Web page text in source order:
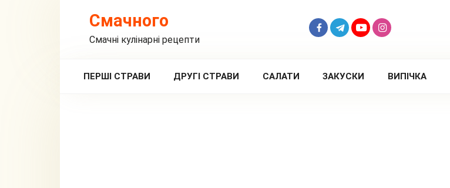
Смачного
Смачні кулінарні рецепти
ПЕРШІ СТРАВИ ДРУГІ СТРАВИ САЛАТИ ЗАКУСКИ ВИПІЧКА